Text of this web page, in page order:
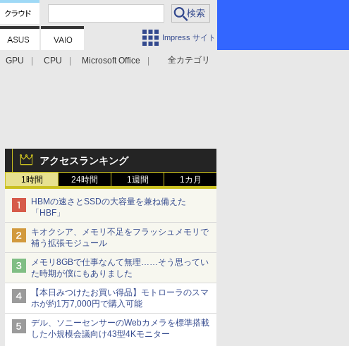
Impress サイト
全カテゴリ
GPU CPU
Microsoft Office
アクセスランキング
1時間 24時間 1週間 1カ月
HBMの速さとSSDの大容量を兼ね備えた
「HBF」
キオクシア、メモリ不足をフラッシュメモリで
補う拡張モジュール
メモリ8GBで仕事なんて無理……そう思ってい
た時期が僕にもありました
【本日みつけたお買い得品】モトローラのスマ
ホが約1万7,000円で購入可能
デル、ソニーセンサーのWebカメラを標準搭載
した小規模会議向け43型4Kモニター